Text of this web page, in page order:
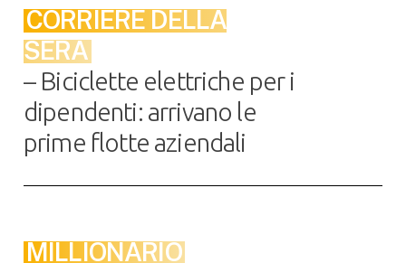
CORRIERE DELLA
SERA
– Biciclette elettriche per i
dipendenti: arrivano le
prime flotte aziendali
MILLIONARIO